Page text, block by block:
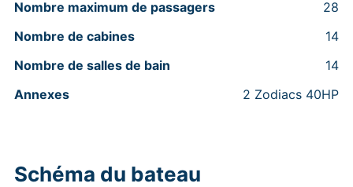
Nombre maximum de passagers
28
Nombre de cabines
14
Nombre de salles de bain
14
Annexes
2 Zodiacs 40HP
Schéma du bateau